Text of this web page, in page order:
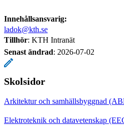
Innehållsansvarig:
ladok@kth.se
Tillhör: KTH Intranät
Senast ändrad: 2026-07-02
Skolsidor
Arkitektur och samhällsbyggnad
Elektroteknik och datavetenskap